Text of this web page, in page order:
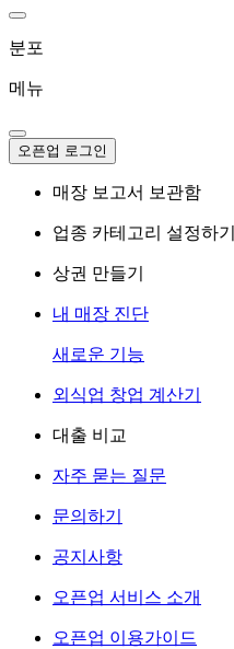
분포
메뉴
오픈업 로그인
매장 보고서 보관함
업종 카테고리 설정하기
상권 만들기
내 매장 진단
새로운 기능
외식업 창업 계산기
대출 비교
자주 묻는 질문
문의하기
공지사항
오픈업 서비스 소개
오픈업 이용가이드